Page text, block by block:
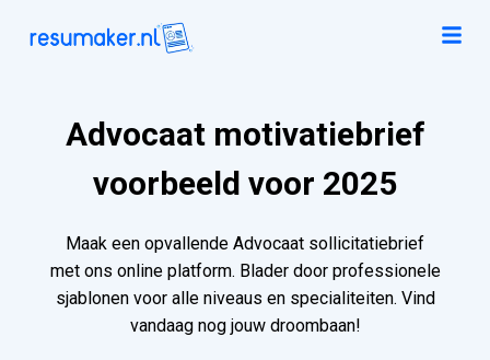
Advocaat motivatiebrief
voorbeeld voor 2025
Maak een opvallende Advocaat sollicitatiebrief
met ons online platform. Blader door professionele
sjablonen voor alle niveaus en specialiteiten. Vind
vandaag nog jouw droombaan!